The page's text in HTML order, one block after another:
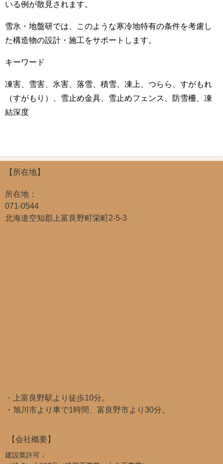
いる例が散見されます。
雪氷・地盤研では、このような寒冷地特有の条件を考慮し
た構造物の設計・施工をサポートします。
キーワード
凍害、雪害、氷害、落雪、積雪、凍上、つらら、すがもれ
（すがもり）、雪止め金具、雪止めフェンス、防雪柵、凍
結深度
【所在地】
所在地：
071-0544
北海道空知郡上富良野町栄町2-5-3
・上富良野駅より徒歩10分。
・旭川市より車で1時間、富良野市より30分。
【会社概要】
建設業許可：